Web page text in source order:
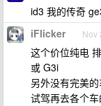
id3 我的传奇
iFlicker Nov
这个价位纯电
或 G3i
另外没有完美
试驾再去各个